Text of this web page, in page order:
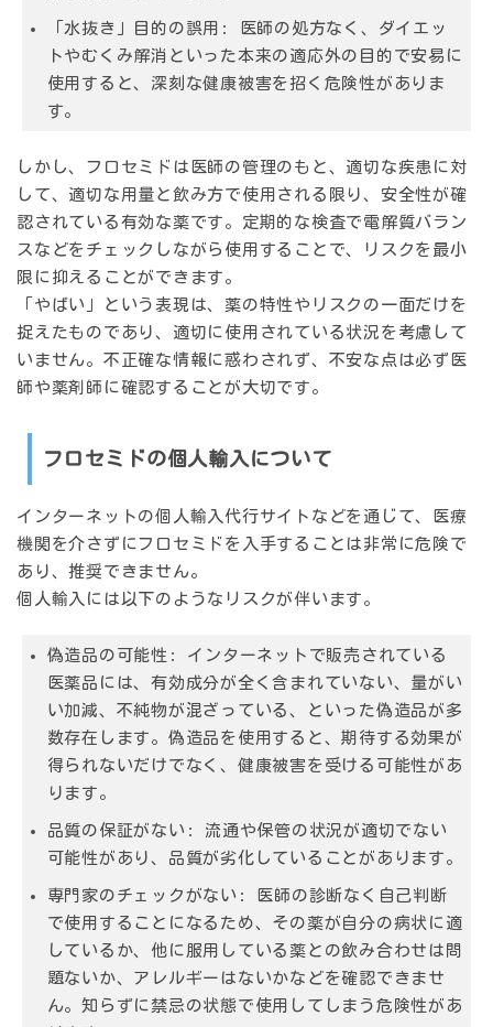
「水抜き」目的の誤用:
医師の処方なく、ダイエッ
トやむくみ解消といった本来の適応外の目的で安易に
使用すると、深刻な健康被害を招く危険性がありま
す。
しかし、フロセミドは医師の管理のもと、適切な疾患に対
して、適切な用量と飲み方で使用される限り、安全性が確
認されている有効な薬です。定期的な検査で電解質バラン
スなどをチェックしながら使用することで、リスクを最小
限に抑えることができます。
「やばい」という表現は、薬の特性やリスクの一面だけを
捉えたものであり、適切に使用されている状況を考慮して
いません。不正確な情報に惑わされず、不安な点は必ず医
師や薬剤師に確認することが大切です。
フロセミドの個人輸入について
インターネットの個人輸入代行サイトなどを通じて、医療
機関を介さずにフロセミドを入手することは 非常に危険で
あり、推奨できません。
個人輸入には以下のようなリスクが伴います。
偽造品の可能性:
インターネットで販売されている
医薬品には、有効成分が全く含まれていない、量がい
い加減、不純物が混ざっている、といった偽造品が多
数存在します。偽造品を使用すると、期待する効果が
得られないだけでなく、健康被害を受ける可能性があ
ります。
品質の保証がない:
流通や保管の状況が適切でない
可能性があり、品質が劣化していることがあります。
専門家のチェックがない:
医師の診断なく自己判断
で使用することになるため、その薬が自分の病状に適
しているか、他に服用している薬との飲み合わせは問
題ないか、アレルギーはないかなどを確認できませ
ん。知らずに禁忌の状態で使用してしまう危険性があ